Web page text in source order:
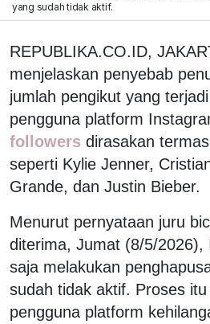
yang sudah tidak aktif.
REPUBLIKA.CO.ID,
menjelaskan penyebab
jumlah pengikut yang
pengguna platform
followers dirasakan
seperti Kylie Jenner,
Grande, dan Justin Bieber.
Menurut pernyataan juru
diterima, Jumat (8/5/2026),
saja melakukan
sudah tidak aktif. Proses
pengguna platform